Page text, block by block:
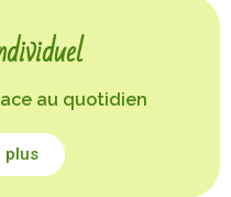
au quotidien
plus